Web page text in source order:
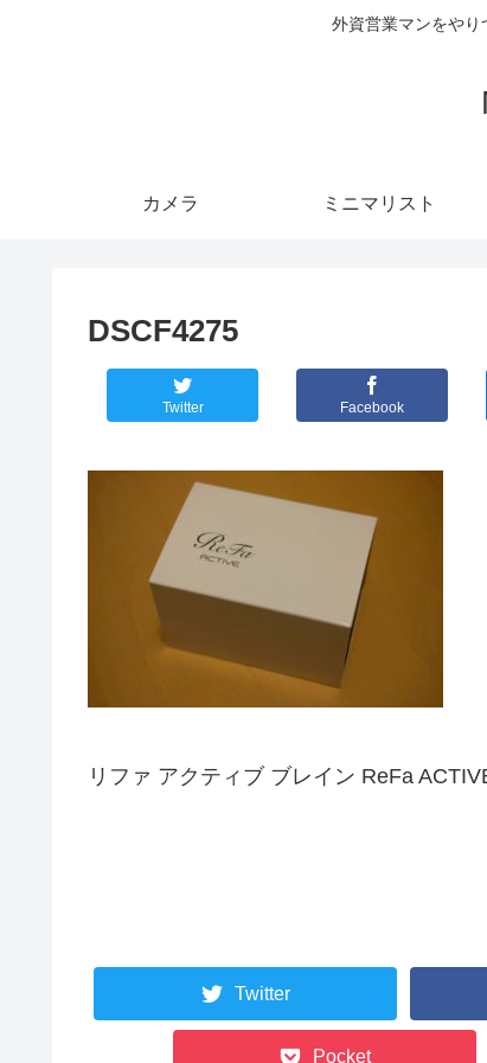
外資営業マンをや
カメラ ミニマリスト
DSCF4275
Twitter Facebook
リファ アクティブ ブレイン ReFa
Twitter
Pocket